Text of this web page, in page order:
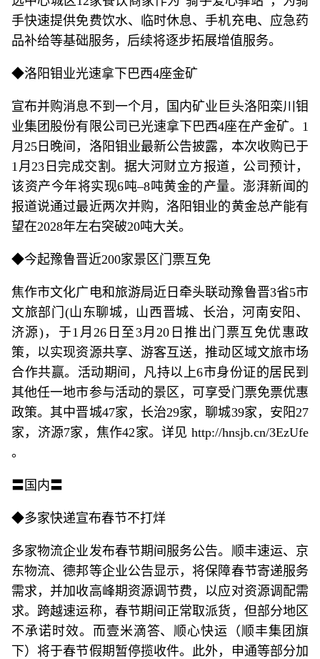
手快速提供免费饮水、临时休息、手机充电、应急药
品补给等基础服务，后续将逐步拓展增值服务。
◆洛阳钼业光速拿下巴西4座金矿
宣布并购消息不到一个月，国内矿业巨头洛阳栾川钼
业集团股份有限公司已光速拿下巴西4座在产金矿。1
月25日晚间，洛阳钼业最新公告披露，本次收购已于
1月23日完成交割。据大河财立方报道，公司预计，
该资产今年将实现6吨–8吨黄金的产量。澎湃新闻的
报道说通过最近两次并购，洛阳钼业的黄金总产能有
望在2028年左右突破20吨大关。
◆今起豫鲁晋近200家景区门票互免
焦作市文化广电和旅游局近日牵头联动豫鲁晋3省5市
文旅部门(山东聊城，山西晋城、长治，河南安阳、
济源)，于1月26日至3月20日推出门票互免优惠政
策，以实现资源共享、游客互送，推动区域文旅市场
合作共赢。活动期间，凡持以上6市身份证的居民到
其他任一地市参与活动的景区，可享受门票免票优惠
政策。其中晋城47家，长治29家，聊城39家，安阳27
家，济源7家，焦作42家。详见 http://hnsjb.cn/3EzUfe
。
〓国内〓
◆多家快递宣布春节不打烊
多家物流企业发布春节期间服务公告。顺丰速运、京
东物流、德邦等企业公告显示，将保障春节寄递服务
需求，并加收高峰期资源调节费，以应对资源调配需
求。跨越速运称，春节期间正常取派货，但部分地区
不承诺时效。而壹米滴答、顺心快运（顺丰集团旗
下）将于春节假期暂停揽收件。此外，申通等部分加